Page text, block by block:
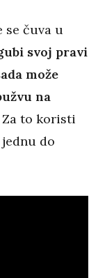
se čuva u
svoj pravi
može
na
Za to koristi
do